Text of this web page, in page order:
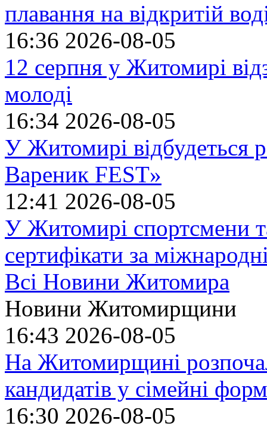
плавання на відкритій
16:36 2026-08-05
12 серпня у Житомирі
молоді
16:34 2026-08-05
У Житомирі відбудеться
Вареник FEST»
12:41 2026-08-05
У Житомирі спортсмени
сертифікати за
Всі Новини Житомира
Новини Житомирщини
16:43 2026-08-05
На Житомирщині
кандидатів у сімейні
16:30 2026-08-05